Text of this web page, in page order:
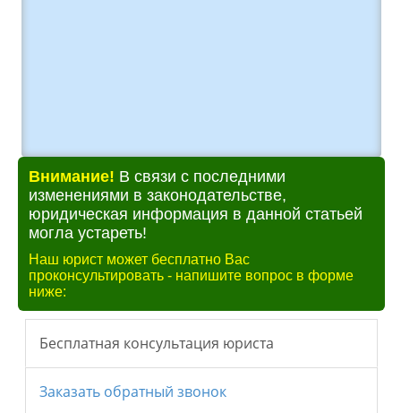
Внимание! В связи с последними
изменениями в законодательстве,
юридическая информация в данной статьей
могла устареть!
Наш юрист может бесплатно Вас
проконсультировать - напишите вопрос в форме
ниже: